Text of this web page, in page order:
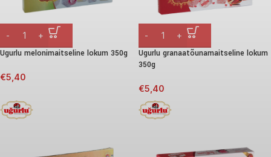
Ugurlu melonimaitseline lokum 350g
€5,40
Ugurlu granaatõunamaitseline lokum
350g
€5,40